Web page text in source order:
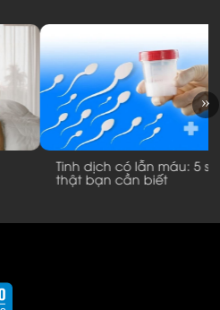
Tinh dịch có lẫn máu: 5 sự
thật bạn cần biết